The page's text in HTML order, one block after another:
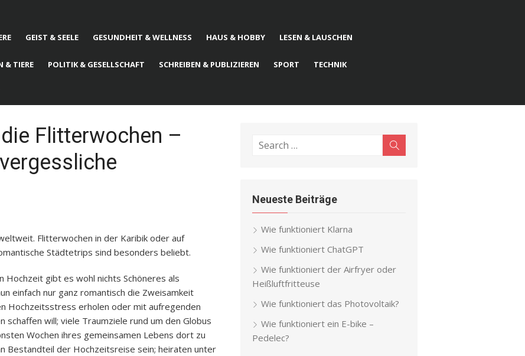
GEIST & SEELE GESUNDHEIT & WELLNESS HAUS & HOBBY LESEN & LAUSCHEN
& TIERE POLITIK & GESELLSCHAFT SCHREIBEN & PUBLIZIEREN SPORT TECHNIK
Flitterwochen –
Flitterwochen in der Karibik oder auf
Städtetrips sind besonders beliebt.
Hochzeit gibt es wohl nichts Schöneres als
einfach nur ganz romantisch die Zweisamkeit
Hochzeitsstress erholen oder mit aufregenden
schaffen will; viele Traumziele rund um den Globus
Wochen ihres gemeinsamen Lebens dort zu
Bestandteil der Hochzeitsreise sein; heiraten unter
Search
Neueste Beiträge
Wie funktioniert Klarna
Wie funktioniert ChatGPT
Wie funktioniert der Airfryer oder
Heißluftfritteuse
Wie funktioniert das Photovoltaik?
Wie funktioniert ein E-bike –
Pedelec?